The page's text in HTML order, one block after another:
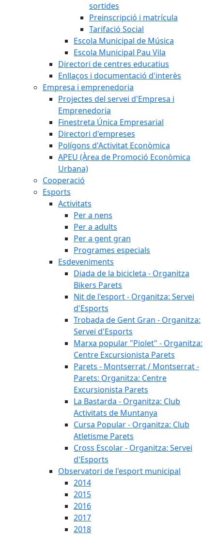
sortides
Preinscripció i matrícula
Tarifació Social
Escola Municipal de Música
Escola Municipal Pau Vila
Directori de centres educatius
Enllaços i documentació d'interès
Empresa i emprenedoria
Projectes del servei d'Empresa i
Emprenedoria
Finestreta Única Empresarial
Directori d'empreses
Polígons d'Activitat Econòmica
APEU (Àrea de Promoció Econòmica
Urbana)
Cooperació
Esports
Activitats
Per a nens
Per a adults
Per a gent gran
Programes especials
Esdeveniments
Diada de la bicicleta - Organitza
Bikers Parets
Nit de l'esport - Organitza: Servei
d'Esports
Trobada de Gent Gran - Organitza:
Servei d'Esports
Marxa popular "Piolet" - Organitza:
Centre Excursionista Parets
Parets - Montserrat / Montserrat -
Parets: Organitza: Centre
Excursionista Parets
La Bastarda - Organitza: Club
Activitats de Muntanya
Cursa Popular - Organitza: Club
Atletisme Parets
Cross Escolar - Organitza: Servei
d'Esports
Observatori de l'esport municipal
2014
2015
2016
2017
2018